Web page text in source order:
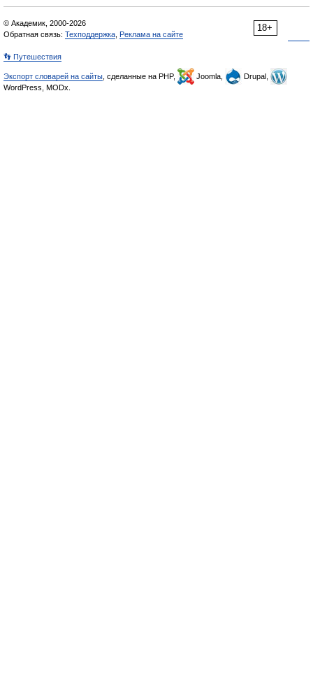
18+
© Академик, 2000-2026
Обратная связь: Техподдержка Реклама на сайте
👣 Путешествия
Экспорт словарей на сайты , сделанные на PHP, Joomla,
Drupal,
WordPress, MODx.